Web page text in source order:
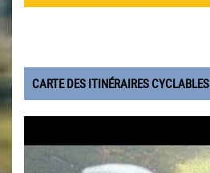
CARTE DES ITINÉRAIRES CYCLABLES